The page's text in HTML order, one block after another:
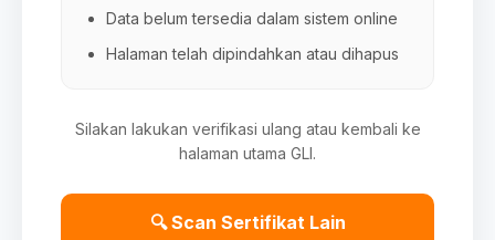
Data belum tersedia dalam sistem online
Halaman telah dipindahkan atau dihapus
Silakan lakukan verifikasi ulang atau kembali ke
halaman utama GLI.
🔍 Scan Sertifikat Lain